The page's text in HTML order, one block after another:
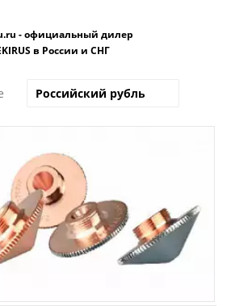
- официальный дилер
в России и СНГ